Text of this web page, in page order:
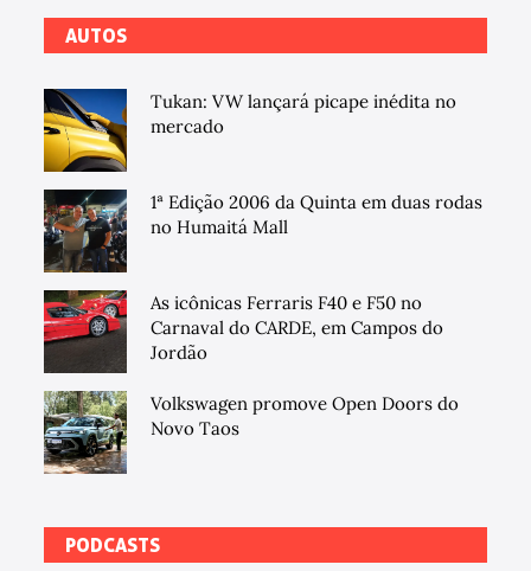
AUTOS
Tukan: VW lançará picape inédita no
mercado
1ª Edição 2006 da Quinta em duas rodas
no Humaitá Mall
As icônicas Ferraris F40 e F50 no
Carnaval do CARDE, em Campos do
Jordão
Volkswagen promove Open Doors do
Novo Taos
PODCASTS